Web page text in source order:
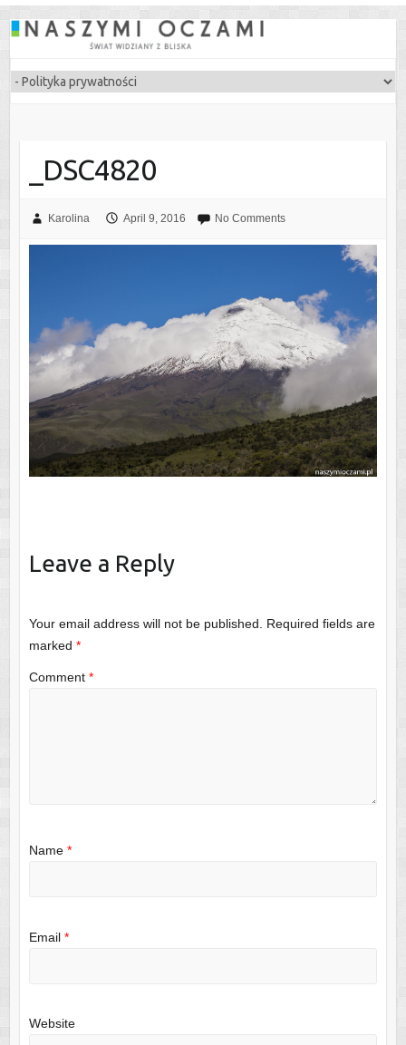
_DSC4820
Karolina April 9, 2016 No Comments
Leave a Reply
Your email address will not be published.
Required fields are
marked *
Comment *
Name *
Email *
Website